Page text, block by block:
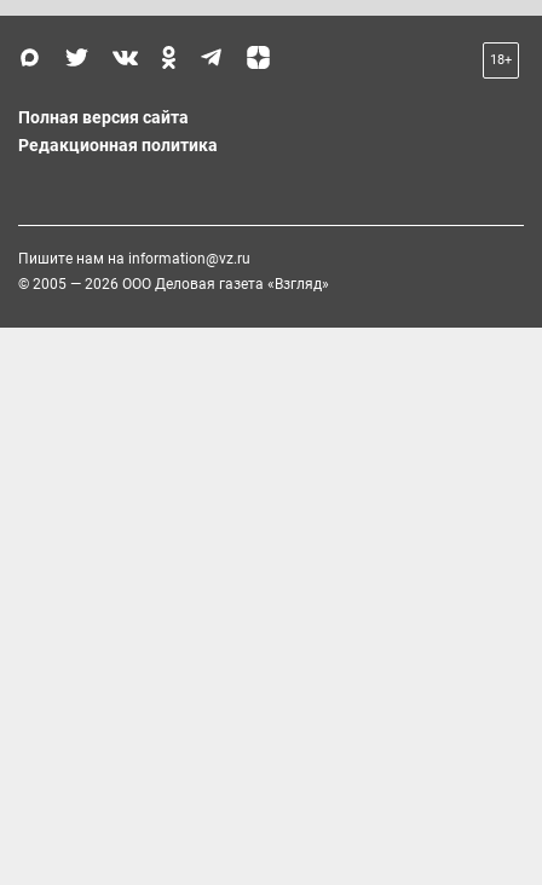
18+
Полная версия сайта
Редакционная политика
Пишите нам на information@vz.ru
© 2005 — 2026 ООО Деловая газета «Взгляд»